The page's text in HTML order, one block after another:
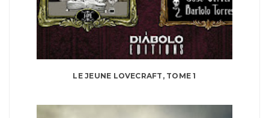
LE JEUNE LOVECRAFT, TOME 1